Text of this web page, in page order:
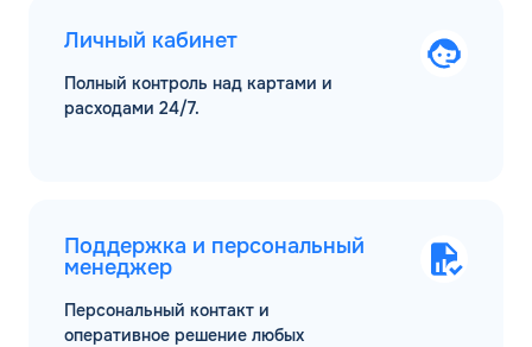
Личный кабинет
Полный контроль над картами и
расходами 24/7.
Поддержка и персональный
менеджер
Персональный контакт и
оперативное решение любых